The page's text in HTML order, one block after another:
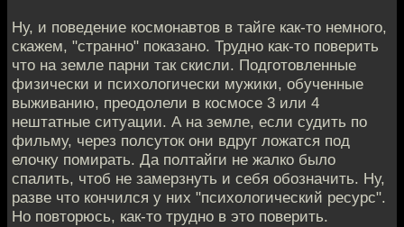
Ну, и поведение космонавтов в тайге как-то немного,
скажем, "странно" показано. Трудно как-то поверить
что на земле парни так скисли. Подготовленные
физически и психологически мужики, обученные
выживанию, преодолели в космосе 3 или 4
нештатные ситуации. А на земле, если судить по
фильму, через полсуток они вдруг ложатся под
елочку помирать. Да полтайги не жалко было
спалить, чтоб не замерзнуть и себя обозначить. Ну,
разве что кончился у них "психологический ресурс".
Но повторюсь, как-то трудно в это поверить.